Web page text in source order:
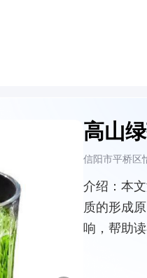
高山
信阳市平桥区
介绍： 本
质的形成
响，帮助